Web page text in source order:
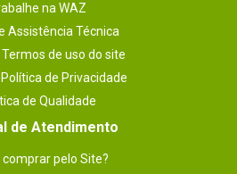
na WAZ
Assistência Técnica
de uso do site
de Privacidade
de Qualidade
de Atendimento
comprar pelo Site?